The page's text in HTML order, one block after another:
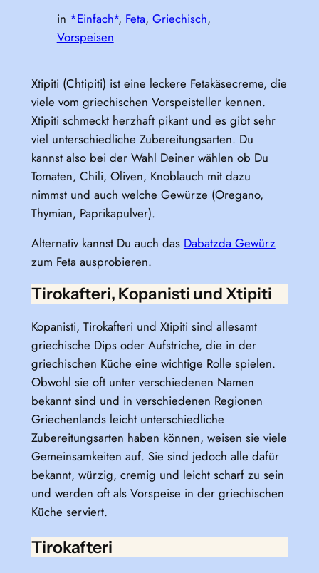
in *Einfach*, Feta, Griechisch
Vorspeisen
Xtipiti (Chtipiti) ist eine leckere Fetakäsecreme, die
viele vom griechischen Vorspeisteller kennen.
Xtipiti schmeckt herzhaft pikant und es gibt sehr
viel unterschiedliche Zubereitungsarten. Du
kannst also bei der Wahl Deiner wählen ob Du
Tomaten, Chili, Oliven, Knoblauch mit dazu
nimmst und auch welche Gewürze (Oregano,
Thymian, Paprikapulver).
Alternativ kannst Du auch das Dabatzda Gewürz
zum Feta ausprobieren.
Tirokafteri, Kopanisti und Xtipiti
Kopanisti, Tirokafteri und Xtipiti sind allesamt
griechische Dips oder Aufstriche, die in der
griechischen Küche eine wichtige Rolle spielen.
Obwohl sie oft unter verschiedenen Namen
bekannt sind und in verschiedenen Regionen
Griechenlands leicht unterschiedliche
Zubereitungsarten haben können, weisen sie viele
Gemeinsamkeiten auf. Sie sind jedoch alle dafür
bekannt, würzig, cremig und leicht scharf zu sein
und werden oft als Vorspeise in der griechischen
Küche serviert.
Tirokafteri